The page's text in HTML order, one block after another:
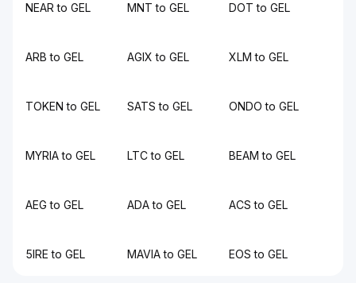
NEAR to GEL MNT to GEL DOT to GEL
ARB to GEL AGIX to GEL XLM to GEL
TOKEN to GEL SATS to GEL ONDO to GEL
MYRIA to GEL LTC to GEL BEAM to GEL
AEG to GEL ADA to GEL ACS to GEL
5IRE to GEL MAVIA to GEL EOS to GEL